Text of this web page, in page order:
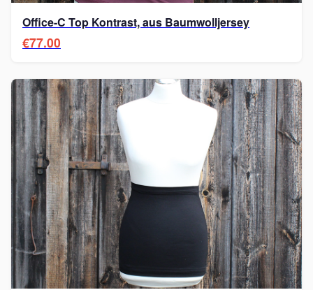
Office-C Top Kontrast, aus Baumwolljersey
€77.00